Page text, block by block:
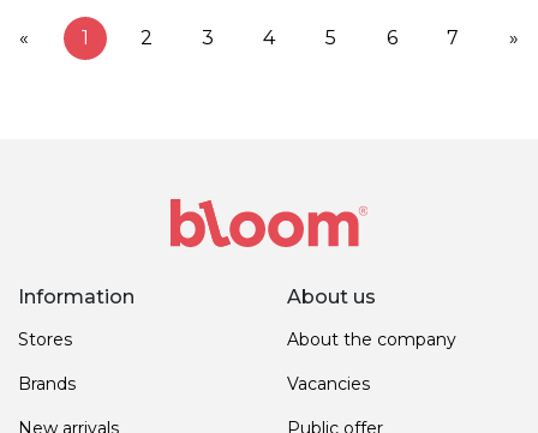
« 1 2 3 4 5 6 7 »
Information
Stores
Brands
New arrivals
About us
About the company
Vacancies
Public offer